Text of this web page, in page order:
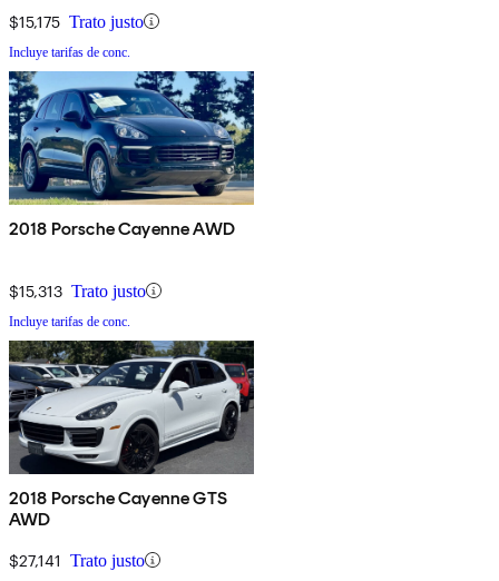
$15,175 Trato justo
Incluye tarifas de conc.
2018 Porsche Cayenne AWD
$15,313 Trato justo
Incluye tarifas de conc.
2018 Porsche Cayenne GTS
AWD
$27,141 Trato justo